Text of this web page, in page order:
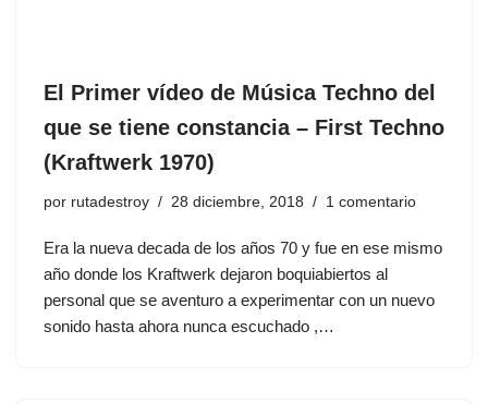
El Primer vídeo de Música Techno del
que se tiene constancia – First Techno
(Kraftwerk 1970)
por rutadestroy 28 diciembre, 2018 1 comentario
Era la nueva decada de los años 70 y fue en ese mismo
año donde los Kraftwerk dejaron boquiabiertos al
personal que se aventuro a experimentar con un nuevo
sonido hasta ahora nunca escuchado ,…